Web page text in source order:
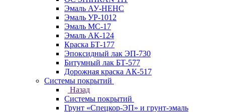
Эмаль АУ-НЕНС
Эмаль УР-1012
Эмаль МС-17
Эмаль АК-124
Краска БТ-177
Эпоксидный лак ЭП-730
Битумный лак БТ-577
Дорожная краска АК-517
Системы покрытий
Назад
Системы покрытий
Грунт «Спецкор-ЭП» и грунт-эмаль